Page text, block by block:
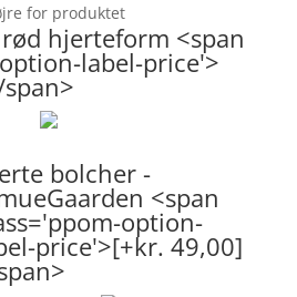
for produktet
hjerteform <span
label-price'>
bolcher -
<span
option-
price'>[+kr. 49,00]